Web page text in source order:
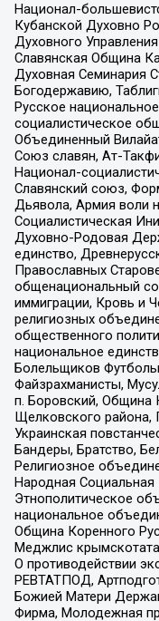
Национал-
Кубанской Духовно
Духовного
Славянская Община
Духовная Семинария
Богодержавию,
Русское
социалистическое
Объединенный
Союз славян, Ат-
Национал-
Славянский союз,
Дьявола, Армия воли
Социалистическая
Духовно-Родовая
единство,
Православных
общенациональный
иммиграции, Кровь и
религиозных
общественного
национальное
Болельщиков
Файзрахманисты,
п. Боровский, Община
Щелковского
Украинская
Бандеры, Братство,
Религиозное
Народная Социальная
Этнополитическое
национальное
Община Коренного
Меджлис
О противодействии
РЕВТАТПОД,
Божией Матери
Фирма, Молодежная